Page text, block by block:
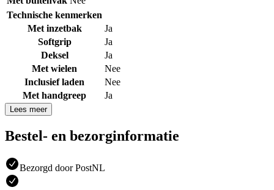
Technische kenmerken
Met inzetbak
Ja
Softgrip
Ja
Deksel
Ja
Met wielen
Nee
Inclusief laden
Nee
Met handgreep
Ja
Lees meer
Bestel- en bezorginformatie
Bezorgd door PostNL